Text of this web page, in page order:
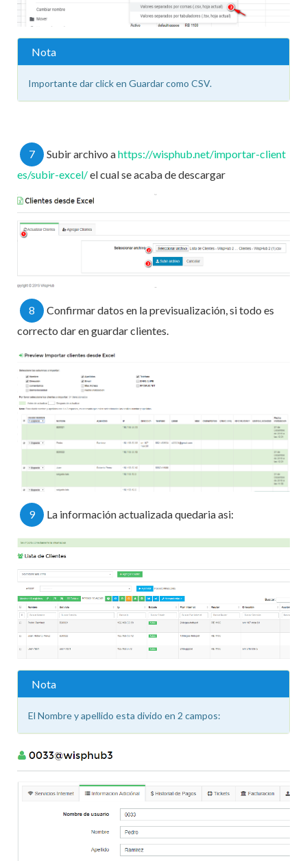
Nota
Importante dar click en Guardar como CSV.
7 Subir archivo ahttps://wisphub.net/importar-client
es/subir-excel/el cual se acaba de descargar
8
Confirmar datos en la previsualización, si todo es
correcto dar en guardar clientes.
9 La información actualizada quedaria asi:
Nota
El Nombre y apellido esta divido en 2 campos: